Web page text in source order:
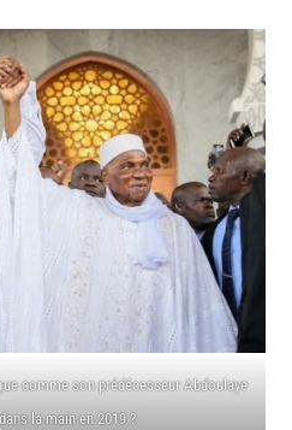
comme son prédécesseur Abdoulaye
la main en 2019 ?